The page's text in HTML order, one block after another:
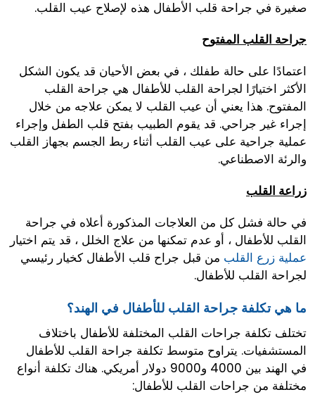
صغيرة في جراحة قلب الأطفال هذه لإصلاح عيب القلب.
جراحة القلب المفتوح
اعتمادًا على حالة طفلك ، في بعض الأحيان قد يكون الشكل
الأكثر اختيارًا لجراحة القلب للأطفال هي جراحة القلب
المفتوح. هذا يعني أن عيب القلب لا يمكن علاجه من خلال
إجراء غير جراحي. قد يقوم الطبيب بفتح قلب الطفل وإجراء
عملية جراحية على عيب القلب أثناء ربط الجسم بجهاز القلب
والرئة الاصطناعي.
زراعة القلب
في حالة فشل كل من العلاجات المذكورة أعلاه في جراحة
القلب للأطفال ، أو عدم تمكنها من علاج الخلل ، قد يتم اختيار
عملية زرع القلب من قبل جراح قلب الأطفال كخيار رئيسي
لجراحة القلب للأطفال.
ما هي تكلفة جراحة القلب للأطفال في الهند؟
تختلف تكلفة جراحات القلب المختلفة للأطفال باختلاف
المستشفيات. يتراوح متوسط ​​تكلفة جراحة القلب للأطفال
في الهند بين 4000 و9000 دولار أمريكي. هناك تكلفة أنواع
مختلفة من جراحات القلب للأطفال: